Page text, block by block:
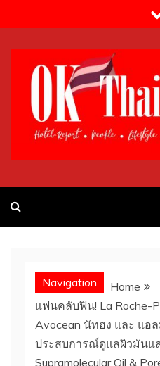
to
content
Navigation
Home
แฟนคลับฟิน! La Roche-
Avocean นัทฮง และ แอ
ประสบการณ์ดูแลผิวมันแ
Supramolecular Oil &